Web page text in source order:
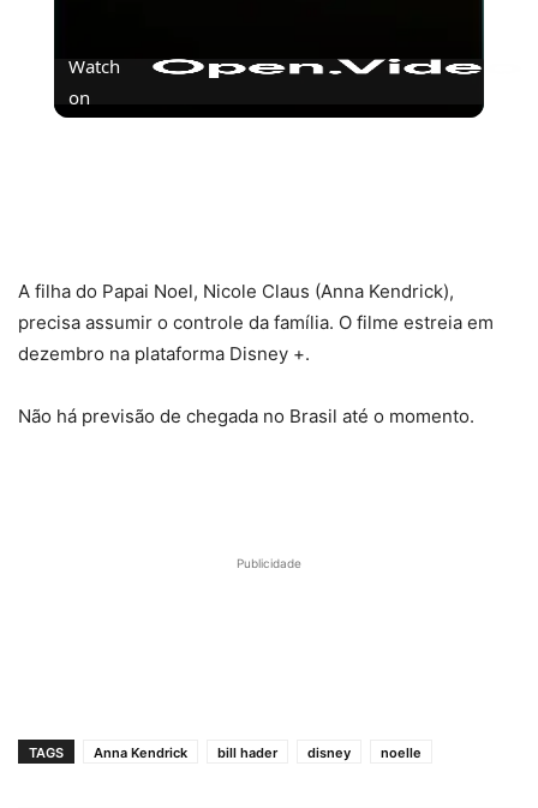
Watch
on
A filha do Papai Noel, Nicole Claus (Anna Kendrick),
precisa assumir o controle da família. O filme estreia em
dezembro na plataforma Disney +.
Não há previsão de chegada no Brasil até o momento.
Publicidade
TAGS Anna Kendrick bill hader disney noelle